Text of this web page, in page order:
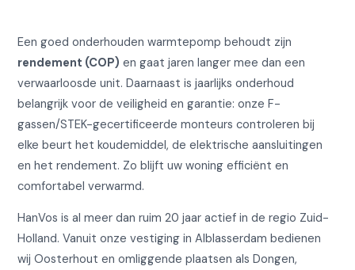
Een goed onderhouden warmtepomp behoudt zijn
rendement (COP) en gaat jaren langer mee dan een
verwaarloosde unit. Daarnaast is jaarlijks onderhoud
belangrijk voor de veiligheid en garantie: onze F-
gassen/STEK-gecertificeerde monteurs controleren bij
elke beurt het koudemiddel, de elektrische aansluitingen
en het rendement. Zo blijft uw woning efficiënt en
comfortabel verwarmd.
HanVos is al meer dan ruim 20 jaar actief in de regio Zuid-
Holland. Vanuit onze vestiging in Alblasserdam bedienen
wij Oosterhout en omliggende plaatsen als Dongen,